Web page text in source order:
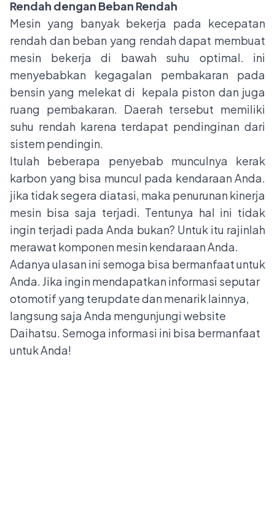
Rendah dengan Beban Rendah
Mesin yang banyak bekerja pada kecepatan
rendah dan beban yang rendah dapat membuat
mesin bekerja di bawah suhu optimal. ini
menyebabkan kegagalan pembakaran pada
bensin yang melekat di kepala piston dan juga
ruang pembakaran. Daerah tersebut memiliki
suhu rendah karena terdapat pendinginan dari
sistem pendingin.
Itulah beberapa penyebab munculnya kerak
karbon yang bisa muncul pada kendaraan Anda.
jika tidak segera diatasi, maka penurunan kinerja
mesin bisa saja terjadi. Tentunya hal ini tidak
ingin terjadi pada Anda bukan? Untuk itu rajinlah
merawat komponen mesin kendaraan Anda.
Adanya ulasan ini semoga bisa bermanfaat untuk
Anda. Jika ingin mendapatkan informasi seputar
otomotif yang terupdate dan menarik lainnya,
langsung saja Anda mengunjungi website
Daihatsu. Semoga informasi ini bisa bermanfaat
untuk Anda!